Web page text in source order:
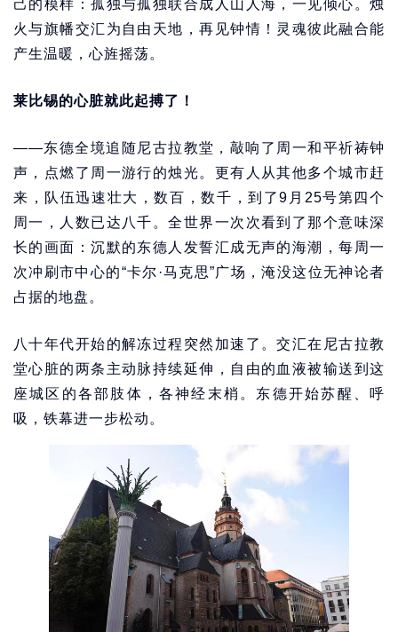
己的模样：孤独与孤独联合成人山人海，一见倾心。烛
火与旗幡交汇为自由天地，再见钟情！灵魂彼此融合能
产生温暖，心旌摇荡。
莱比锡的心脏就此起搏了！
——东德全境追随尼古拉教堂，敲响了周一和平祈祷钟
声，点燃了周一游行的烛光。更有人从其他多个城市赶
来，队伍迅速壮大，数百，数千，到了9月25号第四个
周一，人数已达八千。全世界一次次看到了那个意味深
长的画面：沉默的东德人发誓汇成无声的海潮，每周一
次冲刷市中心的“卡尔·马克思”广场，淹没这位无神论者
占据的地盘。
八十年代开始的解冻过程突然加速了。交汇在尼古拉教
堂心脏的两条主动脉持续延伸，自由的血液被输送到这
座城区的各部肢体，各神经末梢。东德开始苏醒、呼
吸，铁幕进一步松动。